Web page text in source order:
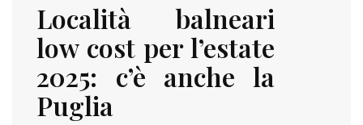
Località balneari
low cost per l’estate
2025: c’è anche la
Puglia